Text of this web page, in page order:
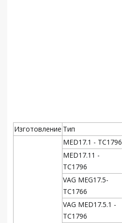
Изготовление Тип
MED17.1 - TC1796
MED17.11 -
TC1796
VAG MEG17.5-
TC1766
VAG MED17.5.1 -
TC1796